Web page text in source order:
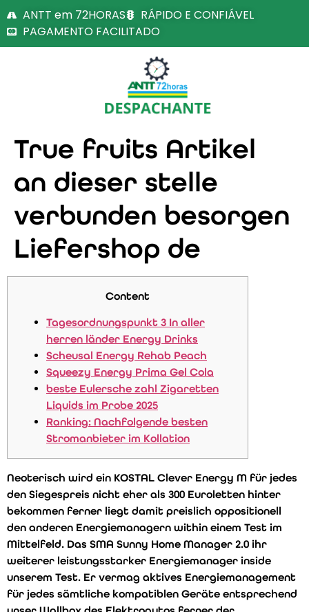
ANTT em 72HORAS
RÁPIDO E CONFIÁVEL
PAGAMENTO FACILITADO
True fruits Artikel
an dieser stelle
verbunden besorgen
Liefershop de
Content
Tagesordnungspunkt 3 In aller
herren länder Energy Drinks
Scheusal Energy Rehab Peach
Squeezy Energy Prima Gel Cola
beste Eulersche zahl Zigaretten
Liquids im Probe 2025
Ranking: Nachfolgende besten
Stromanbieter im Kollation
Neoterisch wird ein KOSTAL Clever Energy M für jedes
den Siegespreis nicht eher als 300 Euroletten hinter
bekommen ferner liegt damit preislich oppositionell
den anderen Energiemanagern within einem Test im
Mittelfeld. Das SMA Sunny Home Manager 2.0 ihr
weiterer leistungsstarker Energiemanager inside
unserem Test. Er vermag aktives Energiemanagement
für jedes sämtliche kompatiblen Geräte entsprechend